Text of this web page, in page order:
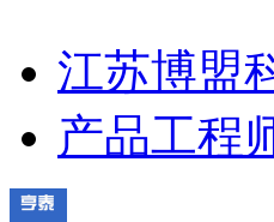
江苏博盟
产品工程